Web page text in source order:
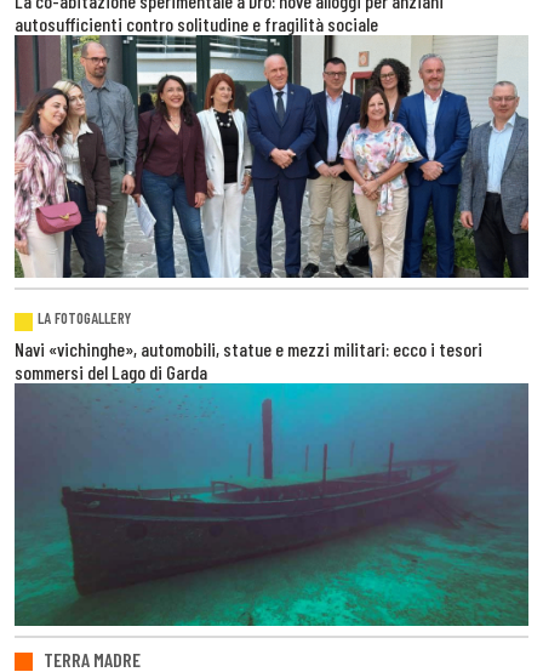
autosufficienti contro solitudine e fragilità sociale
LA FOTOGALLERY
Navi «vichinghe», automobili, statue e mezzi militari: ecco i tesori
sommersi del Lago di Garda
TERRA MADRE